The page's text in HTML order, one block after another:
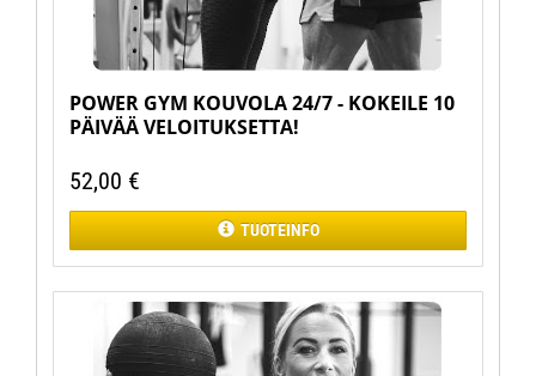
POWER GYM KOUVOLA 24/7 - KOKEILE 10
PÄIVÄÄ VELOITUKSETTA!
52,00 €
TUOTEINFO